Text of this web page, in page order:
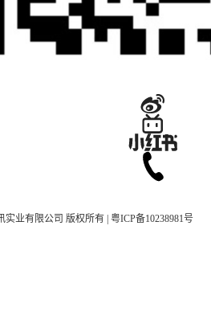
实业有限公司 版权所有 | 粤ICP备10238981号